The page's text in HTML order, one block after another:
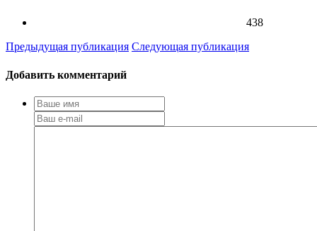
438
Предыдущая публикация Следующая публикация
Добавить комментарий